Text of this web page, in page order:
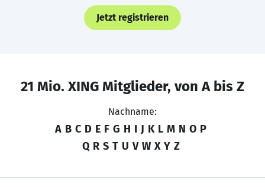
Jetzt registrieren
21 Mio. XING Mitglieder, von A bis Z
Nachname:
A B C D E F G H I J K L M N O P
Q R S T U V W X Y Z